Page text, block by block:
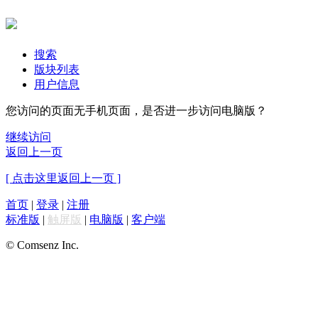
搜索
版块列表
用户信息
您访问的页面无手机页面，是否进一步访问电脑版？
继续访问
返回上一页
[ 点击这里返回上一页 ]
首页 | 登录 | 注册
标准版 | 触屏版 | 电脑版 | 客户端
© Comsenz Inc.